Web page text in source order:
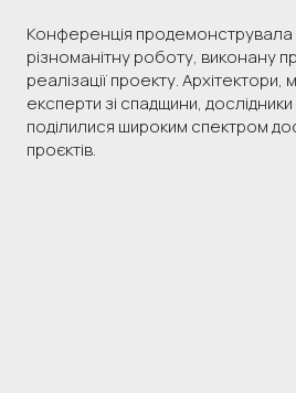
Конференція
різноманітну роботу, виконану
реалізації проекту. Архітектори,
експерти зі спадщини, дослідники
поділилися широким спектром
проєктів.